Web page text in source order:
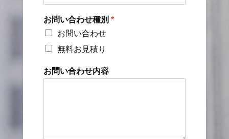
お問い合わせ種別 *
お問い合わせ
無料お見積り
お問い合わせ内容